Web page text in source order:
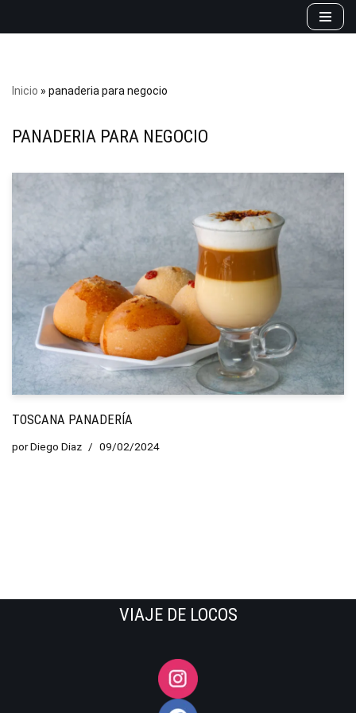
Inicio » panaderia para negocio
PANADERIA PARA NEGOCIO
TOSCANA PANADERÍA
porDiego Diaz 09/02/2024
VIAJE DE LOCOS